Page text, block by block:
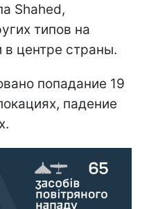
Shahed,
типов на
в центре страны.
попадание 19
падение